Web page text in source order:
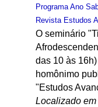
Programa Ano
Revista Estudos
O seminário
das 10 às
homônimo
"Estudos
Localizado em